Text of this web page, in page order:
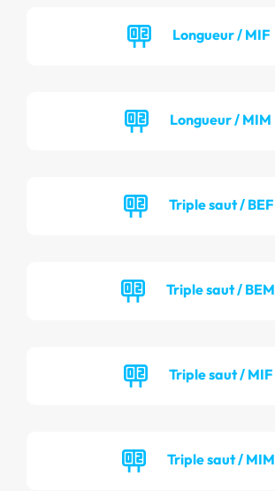
Longueur / MIF
Longueur / MIM
Triple saut / BEF
Triple saut / BEM
Triple saut / MIF
Triple saut / MIM